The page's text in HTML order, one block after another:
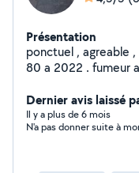
Présentation
ponctuel , agreable
80 a 2022 . fumeur acceptés . horraire flexible même
Dernier avis laissé
Il y a plus de 6 mois
N'a pas donner suite à